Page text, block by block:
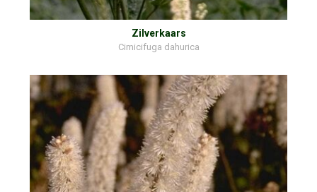
Zilverkaars
Cimicifuga dahurica